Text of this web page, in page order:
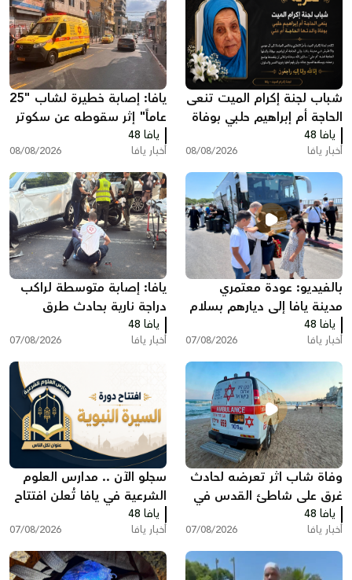
شباب لجنة إكرام الميت تنعى
الحاجة أم إبراهيم حلبي بوفاة
والدتها الحاجة أم علي
يافا 48
أخبار يافا 08/08/2026
يافا: إصابة خطيرة لشاب "25
عاماً" إثر سقوطه عن سكوتر
كهربائي
يافا 48
أخبار يافا 08/08/2026
بالفيديو: عودة معتمري
مدينة يافا إلى ديارهم بسلام
بعد أداء مناسك العمرة
يافا 48
أخبار يافا 07/08/2026
يافا: إصابة متوسطة لراكب
دراجة نارية بحادث طرق
يافا 48
أخبار يافا 07/08/2026
وفاة شاب اثر تعرضه لحادث
غرق على شاطئ القدس في
بات يام جنوب يافا
يافا 48
أخبار يافا 07/08/2026
سجلو الآن .. مدارس العلوم
الشرعية في يافا تُعلن افتتاح
دورة "السيرة النبوية"
يافا 48
أخبار يافا 07/08/2026